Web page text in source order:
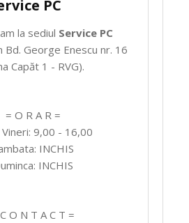
PC
la sediul Service PC
Bd. George Enescu nr. 16
Capăt 1 - RVG).
= O R A R =
Vineri: 9,00 - 16,00
INCHIS
INCHIS
O N T A C T =